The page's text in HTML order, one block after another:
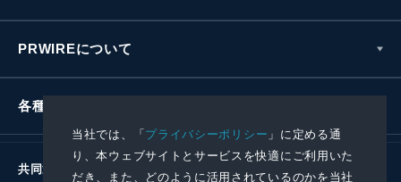
当社では、「プライバシーポリシー 」に定める通
り、本ウェブサイトとサービスを快適にご利用いた
だき、また、どのように活用されているのかを当社
PRWIREについて
各種お問い合わせ
共同通信社グループ